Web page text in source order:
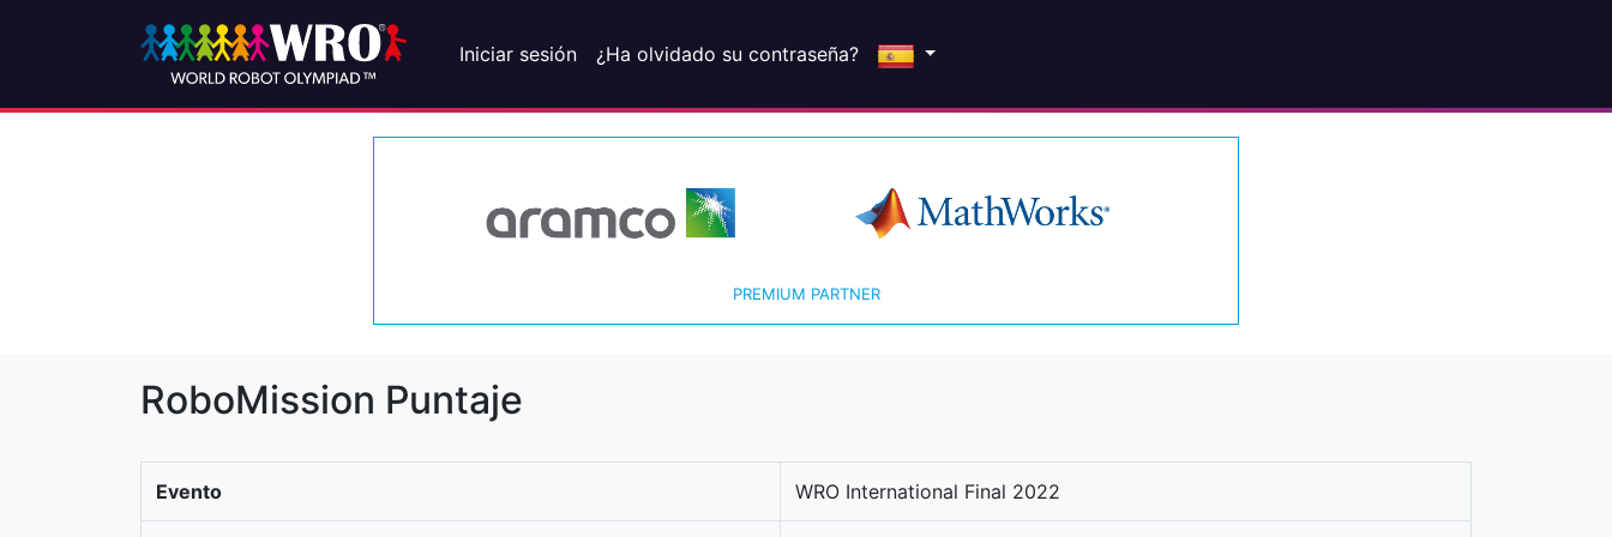
Iniciar sesión ¿Ha olvidado su contraseña?
PREMIUM PARTNER
RoboMission Puntaje
Evento WRO International Final 2022